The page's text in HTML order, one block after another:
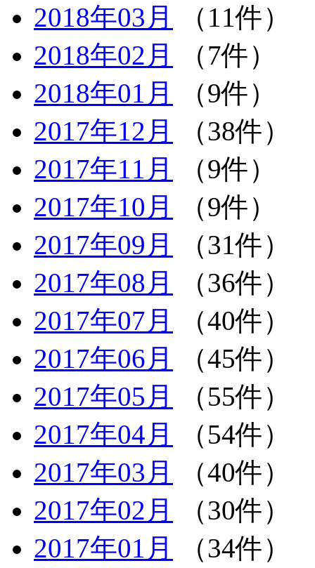
2018年03月
（11件）
2018年02月
（7件）
2018年01月
（9件）
2017年12月
（38件）
2017年11月
（9件）
2017年10月
（9件）
2017年09月
（31件）
2017年08月
（36件）
2017年07月
（40件）
2017年06月
（45件）
2017年05月
（55件）
2017年04月
（54件）
2017年03月
（40件）
2017年02月
（30件）
2017年01月
（34件）